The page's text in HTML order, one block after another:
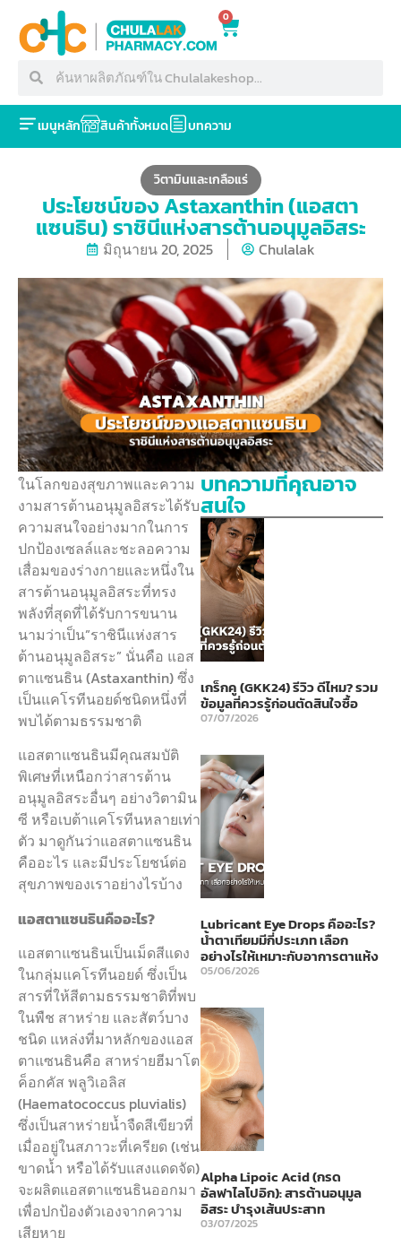
0
เมนูหลัก สินค้าทั้งหมด บทความ
วิตามินและเกลือแร่
ประโยชน์ของ Astaxanthin (แอสตา
แซนธิน) ราชินีแห่งสารต้านอนุมูลอิสระ
มิถุนายน 20, 2025 Chulalak
ในโลกของสุขภาพและความ
งามสารต้านอนุมูลอิสระได้รับ
ความสนใจอย่างมากในการ
ปกป้องเซลล์และชะลอความ
เสื่อมของร่างกายและหนึ่งใน
สารต้านอนุมูลอิสระที่ทรง
พลังที่สุดที่ได้รับการขนาน
นามว่าเป็น”ราชินีแห่งสาร
ต้านอนุมูลอิสระ” นั่นคือ แอส
ตาแซนธิน (Astaxanthin) ซึ่ง
เป็นแคโรทีนอยด์ชนิดหนึ่งที่
พบได้ตามธรรมชาติ
แอสตาแซนธินมีคุณสมบัติ
พิเศษที่เหนือกว่าสารต้าน
อนุมูลอิสระอื่นๆ อย่างวิตามิน
ซี หรือเบต้าแคโรทีนหลายเท่า
ตัว มาดูกันว่าแอสตาแซนธิน
คืออะไร และมีประโยชน์ต่อ
สุขภาพของเราอย่างไรบ้าง
แอสตาแซนธินคืออะไร?
แอสตาแซนธินเป็นเม็ดสีแดง
ในกลุ่มแคโรทีนอยด์ ซึ่งเป็น
สารที่ให้สีตามธรรมชาติที่พบ
ในพืช สาหร่าย และสัตว์บาง
ชนิด แหล่งที่มาหลักของแอส
ตาแซนธินคือ สาหร่ายฮีมาโต
ค็อกคัส พลูวิเอลิส
(Haematococcus pluvialis)
ซึ่งเป็นสาหร่ายน้ำจืดสีเขียวที่
เมื่ออยู่ในสภาวะที่เครียด (เช่น
ขาดน้ำ หรือได้รับแสงแดดจัด)
จะผลิตแอสตาแซนธินออกมา
เพื่อปกป้องตัวเองจากความ
เสียหาย
บทความที่คุณอาจ
สนใจ
เกร็กคู (GKK24) รีวิว ดีไหม? รวม
ข้อมูลที่ควรรู้ก่อนตัดสินใจซื้อ
07/07/2026
Lubricant Eye Drops คืออะไร?
น้ำตาเทียมมีกี่ประเภท เลือก
อย่างไรให้เหมาะกับอาการตาแห้ง
05/06/2026
Alpha Lipoic Acid (กรด
อัลฟาไลโปอิก): สารต้านอนุมูล
อิสระ บำรุงเส้นประสาท
03/07/2025